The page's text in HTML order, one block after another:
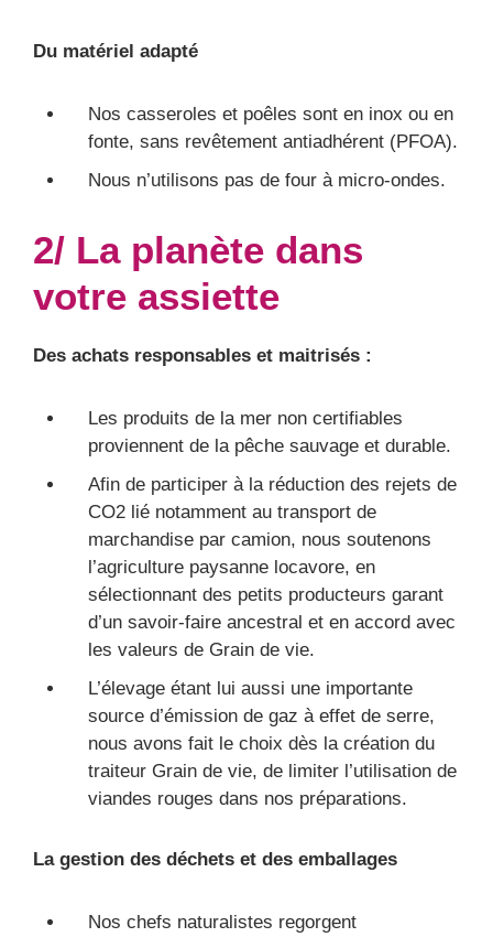
Du matériel adapté
Nos casseroles et poêles sont en inox ou en
fonte, sans revêtement antiadhérent (PFOA).
Nous n’utilisons pas de four à micro-ondes.
2/ La planète dans
votre assiette
Des achats responsables et maitrisés :
Les produits de la mer non certifiables
proviennent de la pêche sauvage et durable.
Afin de participer à la réduction des rejets de
CO2 lié notamment au transport de
marchandise par camion, nous soutenons
l’agriculture paysanne locavore, en
sélectionnant des petits producteurs garant
d’un savoir-faire ancestral et en accord avec
les valeurs de Grain de vie.
L’élevage étant lui aussi une importante
source d’émission de gaz à effet de serre,
nous avons fait le choix dès la création du
traiteur Grain de vie, de limiter l’utilisation de
viandes rouges dans nos préparations.
La gestion des déchets et des emballages
Nos chefs naturalistes regorgent